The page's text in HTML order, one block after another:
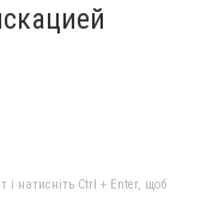
і натисніть Ctrl + Enter, щоб